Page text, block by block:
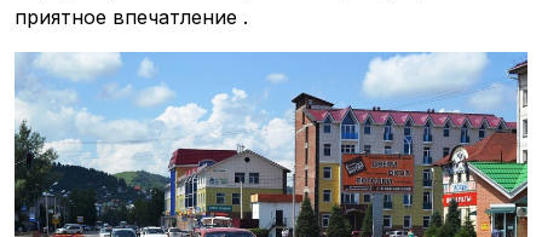
приятное впечатление .